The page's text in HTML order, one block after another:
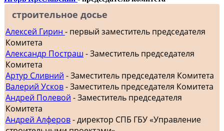
строительное досье
Алексей Гирин - первый заместитель председателя
Комитета
Александр Постраш - Заместитель председателя
Комитета
Артур Сливний - Заместитель председателя Комитета
Валерий Усков- Заместитель председателя Комитета
Андрей Полевой - Заместитель председателя
Комитета
Андрей Алферов- директор СПБ ГБУ «Управление